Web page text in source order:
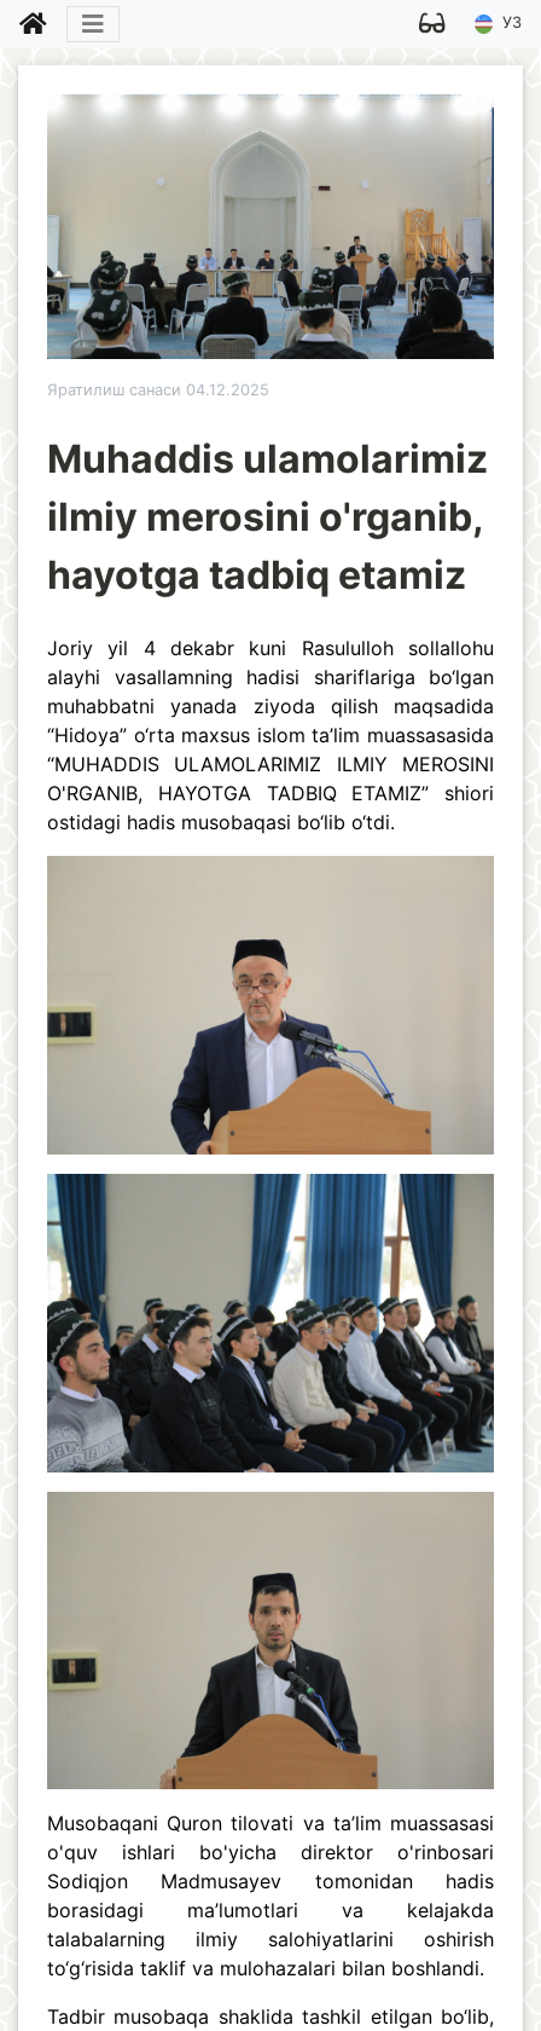
УЗ
Яратилиш санаси 04.12.2025
Muhaddis ulamolarimiz
ilmiy merosini o'rganib,
hayotga tadbiq etamiz
Joriy yil 4 dekabr kuni Rasululloh sollallohu
alayhi vasallamning hadisi shariflariga bo‘lgan
muhabbatni yanada ziyoda qilish maqsadida
“Hidoya” o‘rta maxsus islom ta’lim muassasasida
“MUHADDIS ULAMOLARIMIZ ILMIY MEROSINI
O'RGANIB, HAYOTGA TADBIQ ETAMIZ” shiori
ostidagi hadis musobaqasi bo‘lib o‘tdi.
Musobaqani Quron tilovati va ta’lim muassasasi
o'quv ishlari bo'yicha direktor o'rinbosari
Sodiqjon Madmusayev tomonidan hadis
borasidagi ma’lumotlari va kelajakda
talabalarning ilmiy salohiyatlarini oshirish
to‘g‘risida taklif va mulohazalari bilan boshlandi.
Tadbir musobaqa shaklida tashkil etilgan bo‘lib,